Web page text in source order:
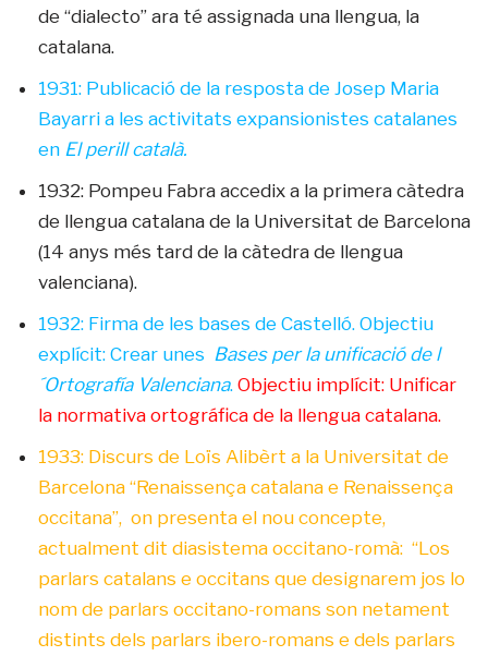
de “dialecto” ara té assignada una llengua, la
catalana.
1931: Publicació de la resposta de Josep Maria
Bayarri a les activitats expansionistes catalanes
en El perill català.
1932: Pompeu Fabra accedix a la primera càtedra
de llengua catalana de la Universitat de Barcelona
(14 anys més tard de la càtedra de llengua
valenciana).
1932: Firma de les bases de Castelló. Objectiu
explícit: Crear unes Bases per la unificació de l
´Ortografía Valenciana. Objectiu implícit: Unificar
la normativa ortográfica de la llengua catalana.
1933: Discurs de Loïs Alibèrt a la Universitat de
Barcelona “Renaissença catalana e Renaissença
occitana”, on presenta el nou concepte,
actualment dit diasistema occitano-romà: “Los
parlars catalans e occitans que designarem jos lo
nom de parlars occitano-romans son netament
distints dels parlars ibero-romans e dels parlars